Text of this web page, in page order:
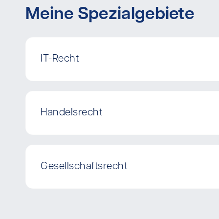
Meine Spezialgebiete
IT-Recht
Handelsrecht
Gesellschaftsrecht